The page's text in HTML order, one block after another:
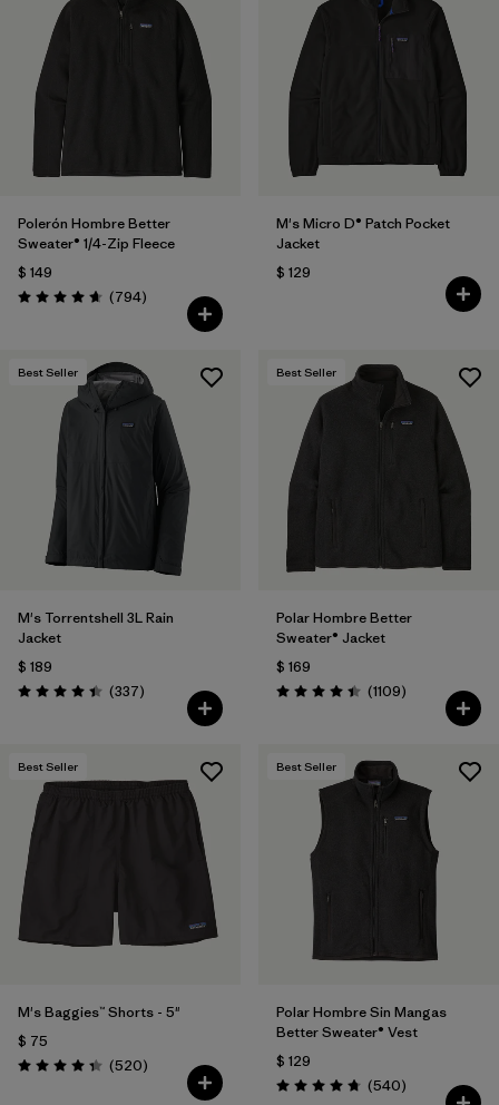
Polerón Hombre Better
Sweater® 1/4-Zip Fleece
$ 149
Valoración: 4.7 / 5
(794Comentarios
)
M's Micro D® Patch Pocket
Jacket
$ 129
Best Seller
M's Torrentshell 3L Rain
Jacket
$ 189
Valoración: 4.4 / 5
(337Comentarios
)
Best Seller
Polar Hombre Better
Sweater® Jacket
$ 169
Valoración: 4.4 / 5
(1109Comentarios
)
Best Seller
M's Baggies™ Shorts - 5"
$ 75
Valoración: 4.4 / 5
(520Comentarios
)
Best Seller
Polar Hombre Sin Mangas
Better Sweater® Vest
$ 129
Valoración: 4.8 / 5
(540Comentarios
)